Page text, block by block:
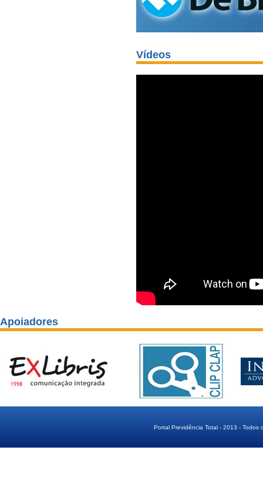
Vídeos
Apoiadores
Portal Previdência Total - 2013 - Todos